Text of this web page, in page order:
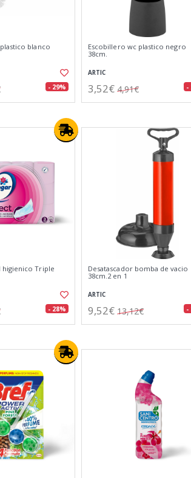
blanco
- 29%
Escobillero wc plastico negro
38cm.
ARTIC
3,52€ 4,91€ -
higienico Triple
- 28%
Desatascador bomba de vacio
38cm.2 en 1
ARTIC
9,52€ 13,12€ -